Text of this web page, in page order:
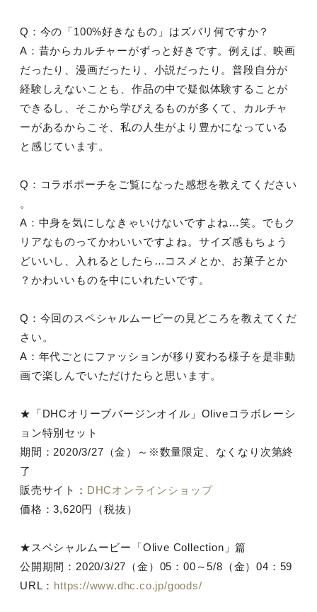
Q：今の「100%好きなもの」はズバリ何ですか？
A：昔からカルチャーがずっと好きです。例えば、映画
だったり、漫画だったり、小説だったり。普段自分が
経験しえないことも、作品の中で疑似体験することが
できるし、そこから学びえるものが多くて、カルチャ
ーがあるからこそ、私の人生がより豊かになっている
と感じています。
Q：コラボポーチをご覧になった感想を教えてください
。
A：中身を気にしなきゃいけないですよね…笑。でもク
リアなものってかわいいですよね。サイズ感もちょう
どいいし、入れるとしたら…コスメとか、お菓子とか
？かわいいものを中にいれたいです。
Q：今回のスペシャルムービーの見どころを教えてくだ
さい。
A：年代ごとにファッションが移り変わる様子を是非動
画で楽しんでいただけたらと思います。
★「DHCオリーブバージンオイル」Oliveコラボレーシ
ョン特別セット
期間：2020/3/27（金）～※数量限定、なくなり次第終
了
販売サイト： DHCオンラインショップ
価格：3,620円（税抜）
★スペシャルムービー「Olive Collection」篇
公開期間：2020/3/27（金）05：00～5/8（金）04：59
URL： https://www.dhc.co.jp/goods/